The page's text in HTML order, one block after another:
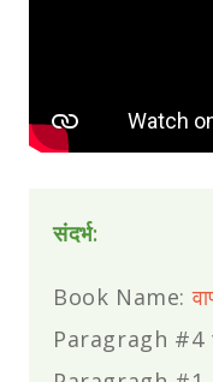
संदर्भ:
Book Name:
Paragragh #4